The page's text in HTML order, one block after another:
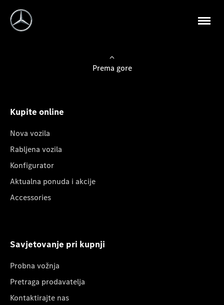
Prema gore
Kupite online
Nova vozila
Rabljena vozila
Konfigurator
Aktualna ponuda i akcije
Accessories
Savjetovanje pri kupnji
Probna vožnja
Pretraga prodavatelja
Kontaktirajte nas